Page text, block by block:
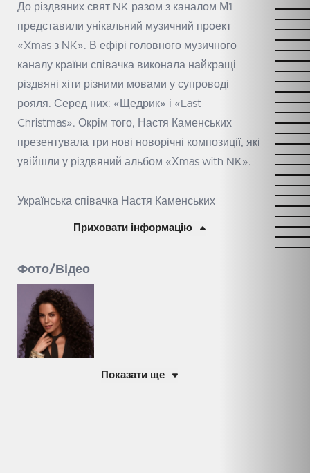
До різдвяних свят NK разом з каналом М1
представили унікальний музичний проект
«Xmas з NK». В ефірі головного музичного
каналу країни співачка виконала найкращі
різдвяні хіти різними мовами у супроводі
рояля. Серед них: «Щедрик» і «Last
Christmas». Окрім того, Настя Каменських
презентувала три нові новорічні композиції, які
увійшли у різдвяний альбом «Хmas with NK».
Українська співачка Настя Каменських
Приховати інформацію
Фото/Відео
Показати ще